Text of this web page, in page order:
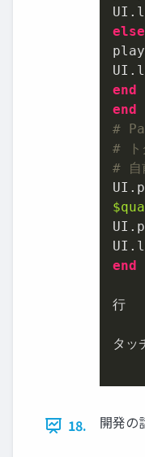
else
end
end
#
# ト
# 自
end
行
タッ
18. 開発の